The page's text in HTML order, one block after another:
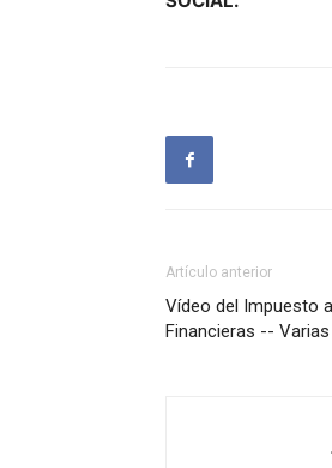
Artículo anterior
Vídeo del Impuesto
Financieras --